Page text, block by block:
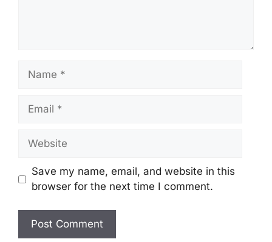
Name
Email
Website
Save my name, email, and website in this
browser for the next time I comment.